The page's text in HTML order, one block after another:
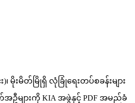
၊ မိုးမိတ်မြိုရှိ လုံခြုံရေးတပ်စခန်းများ
ဦများကို KIA အဖွဲနှင့် PDF အမည်ခံ